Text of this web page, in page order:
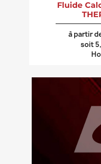
Fluide
à partir
soit